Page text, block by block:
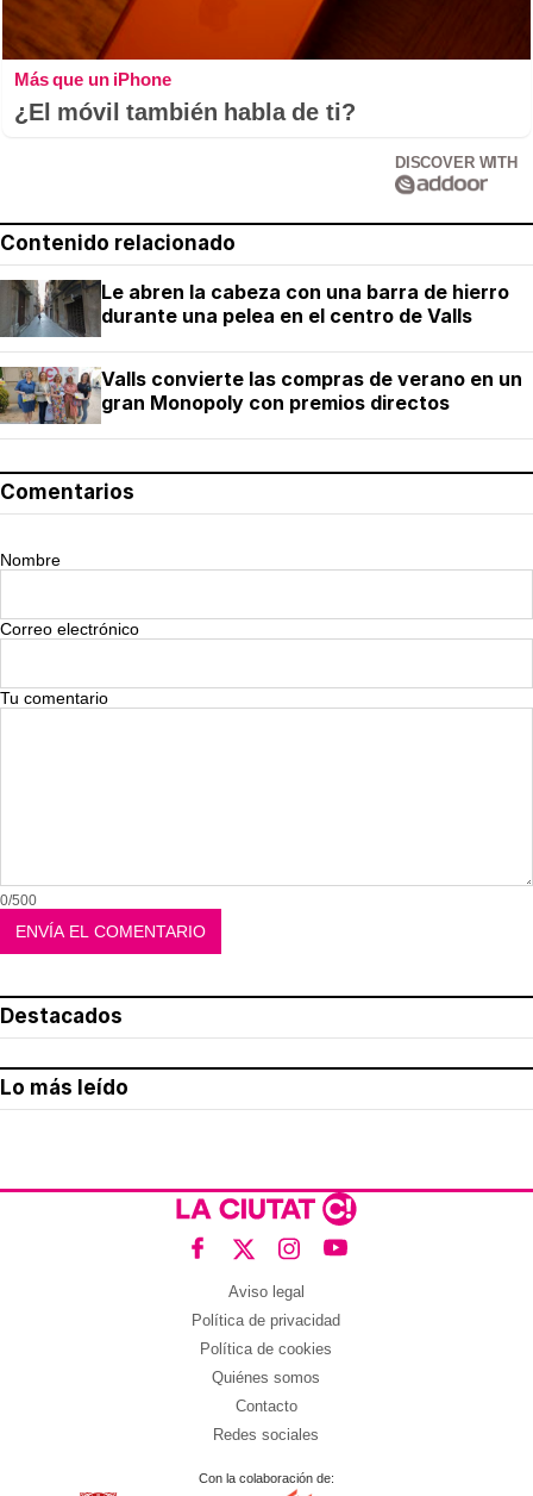
Más que un iPhone
¿El móvil también habla de ti?
DISCOVER WITH
Contenido relacionado
Le abren la cabeza con una barra de hierro
durante una pelea en el centro de Valls
Valls convierte las compras de verano en un
gran Monopoly con premios directos
Comentarios
Nombre
Correo electrónico
Tu comentario
0/500
Destacados
Lo más leído
Aviso legal
Política de privacidad
Política de cookies
Quiénes somos
Contacto
Redes sociales
Con la colaboración de: